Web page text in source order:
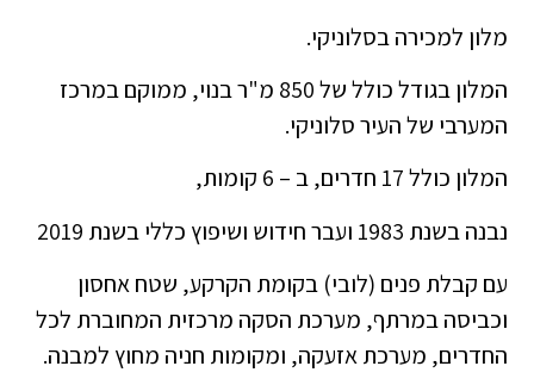
מלון למכירה בסלוניקי.
המלון בגודל כולל של 850 מ"ר בנוי, ממוקם במרכז
המערבי של העיר סלוניקי.
המלון כולל 17 חדרים, ב – 6 קומות,
נבנה בשנת 1983 ועבר חידוש ושיפוץ כללי בשנת 2019
עם קבלת פנים (לובי) בקומת הקרקע, שטח אחסון
וכביסה במרתף, מערכת הסקה מרכזית המחוברת לכל
החדרים, מערכת אזעקה, ומקומות חניה מחוץ למבנה.